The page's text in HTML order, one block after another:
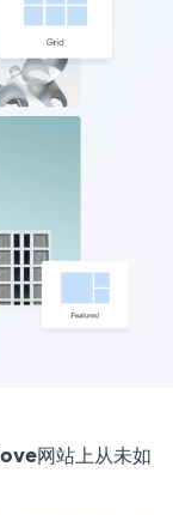
网站上从未如